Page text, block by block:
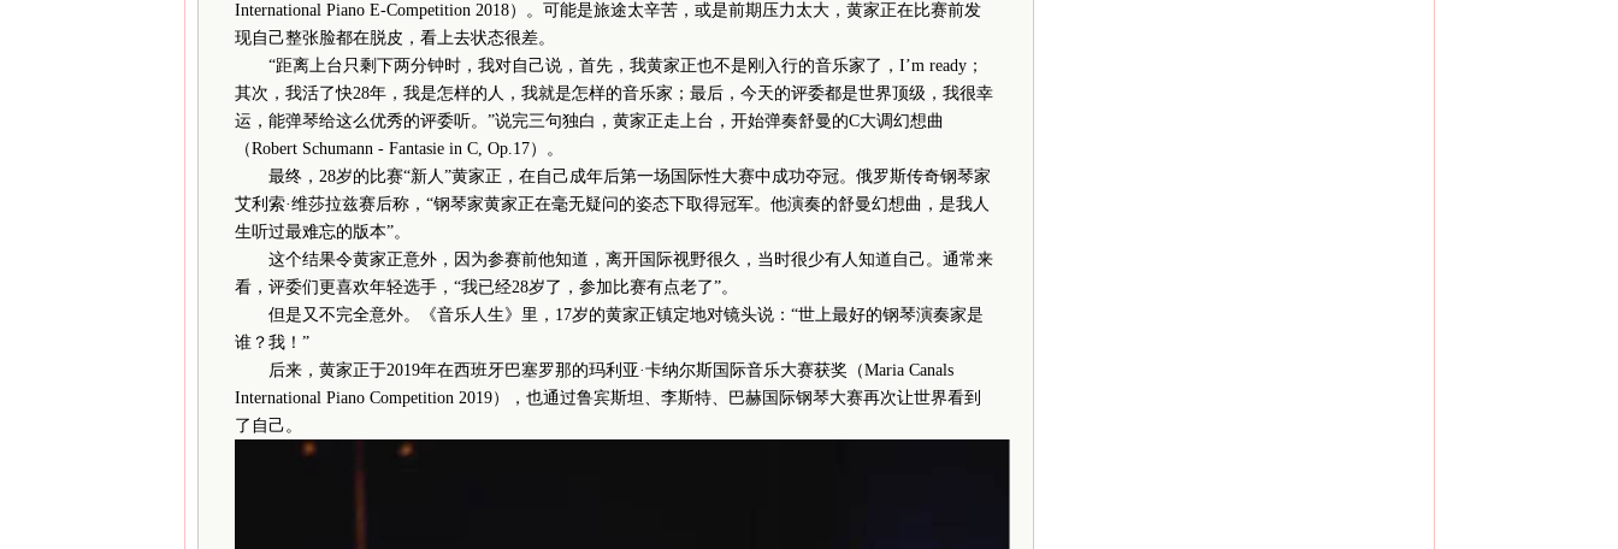
International Piano E-Competition 2018）。可能是旅途太辛苦，或是前期压力太大，黄家正在比赛前发
现自己整张脸都在脱皮，看上去状态很差。
“距离上台只剩下两分钟时，我对自己说，首先，我黄家正也不是刚入行的音乐家了，I’m ready；
其次，我活了快28年，我是怎样的人，我就是怎样的音乐家；最后，今天的评委都是世界顶级，我很幸
运，能弹琴给这么优秀的评委听。”说完三句独白，黄家正走上台，开始弹奏舒曼的C大调幻想曲
（Robert Schumann - Fantasie in C, Op.17）。
最终，28岁的比赛“新人”黄家正，在自己成年后第一场国际性大赛中成功夺冠。俄罗斯传奇钢琴家
艾利索·维莎拉兹赛后称，“钢琴家黄家正在毫无疑问的姿态下取得冠军。他演奏的舒曼幻想曲，是我人
生听过最难忘的版本”。
这个结果令黄家正意外，因为参赛前他知道，离开国际视野很久，当时很少有人知道自己。通常来
看，评委们更喜欢年轻选手，“我已经28岁了，参加比赛有点老了”。
但是又不完全意外。《音乐人生》里，17岁的黄家正镇定地对镜头说：“世上最好的钢琴演奏家是
谁？我！”
后来，黄家正于2019年在西班牙巴塞罗那的玛利亚·卡纳尔斯国际音乐大赛获奖（Maria Canals
International Piano Competition 2019），也通过鲁宾斯坦、李斯特、巴赫国际钢琴大赛再次让世界看到
了自己。